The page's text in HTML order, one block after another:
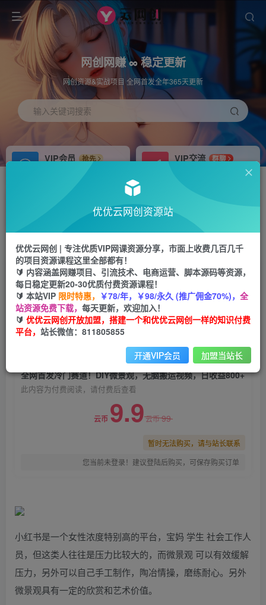
网创网赚 ∞ 稳定更新
网创资源&实战项目 全网首发全年365天更新
输入关键词搜索
VIP会员
抢先
免费下载全站资源
VIP交流
群聊
研究探讨更多创业项目路子。
站长V：hu91275
推荐
首页 福源网 正文
全网首发冷门赛道！DIY微景观，无脑搬运视频，
日收益800+
优优云网创
2年前发布
关注 私信
全网首发冷门赛道！DIY微景观，无脑搬运视频，日收益800+
此内容为付费阅读，请付费后查看
云币 9.9云币99
暂时无法购买，请与站长联系
您当前未登录！建议登陆后购买，可保存购买订单
小红书是一个女性浓度特别高的平台，宝妈 学生 社会工作人
员，但这类人往往是压力比较大的，而微景观 可以有效缓解
压力，另外可以自己手工制作，陶冶情操，磨练耐心。另外
微景观具有一定的欣赏和艺术价值。
优优云网创资源站
优优云网创 | 专注优质VIP网课资源分享，市面上收费几百几千
的项目资源课程这里全部都有！
🔰 内容涵盖网赚项目、引流技术、电商运营、脚本源码等资源，
每日稳定更新20-30优质付费资源课程！
🔰 本站VIP 限时特惠， ￥78/年，￥98/永久 (推广佣金70%)， 全
站资源免费下载， 每天更新，欢迎加入！
🔰 优优云网创开放加盟，搭建一个和优优云网创一样的知识付费
平台， 站长微信：811805855
开通VIP会员 加盟当站长